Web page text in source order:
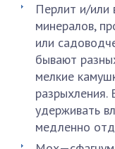
Перлит и/или
минералов,
или
бывают
мелкие
удерживать
медленно